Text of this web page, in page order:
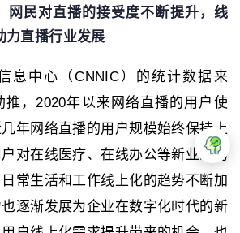
网民对直播的接受度不断提升，线
力直播行业发展
息中心（CNNIC）的统计数据来
推，2020年以来网络直播的用户使
年网络直播的用户规模始终保持上
对在线医疗、在线办公等新业态的
常生活和工作线上化的趋势不断加
逐渐发展为企业在数字化时代的新